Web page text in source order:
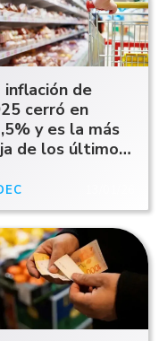
inflación de
cerró en
y es la más
de los últimos